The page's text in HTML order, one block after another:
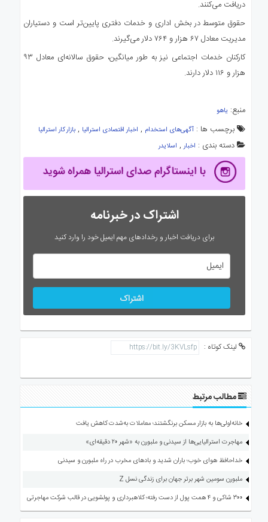
دریافت می‌کنند.
حقوق متوسط در بخش اداری و خدمات دفتری پایین‌تر است و دستیاران
مدیریت معادل ۶۷ هزار و ۷۶۴ دلار می‌گیرند.
کارکنان خدمات اجتماعی نیز به طور میانگین، حقوق سالانه‌ای معادل ۹۳
هزار و ۱۱۶ دلار دارند.
منبع: یاهو
برچسب ها : آگهی‌های استخدام , اخبار اقتصادی استرالیا , بازار کار استرالیا
دسته بندی : اخبار, اسلایدر
اشتراک در خبرنامه
برای دریافت اخبار و رخدادهای مهم ایمیل خود را وارد کنید
اشتراک
لینک کوتاه :
مطالب مرتبط
خانه‌اولی‌ها به بازار مسکن برنگشتند؛ معاملات به‌شدت کاهش یافت
مهاجرت استرالیایی‌ها از سیدنی و ملبورن به «شهر ۲۰ دقیقه‌ای»
خداحافظ هوای خوب؛ باران شدید و بادهای مخرب در راه ملبورن و سیدنی
ملبورن سومین شهر برتر جهان برای زندگی نسل Z
۳۰۰ شاکی و ۴ همت پول از دست رفته؛ کلاهبرداری و پولشویی در قالب شرکت مهاجرتی